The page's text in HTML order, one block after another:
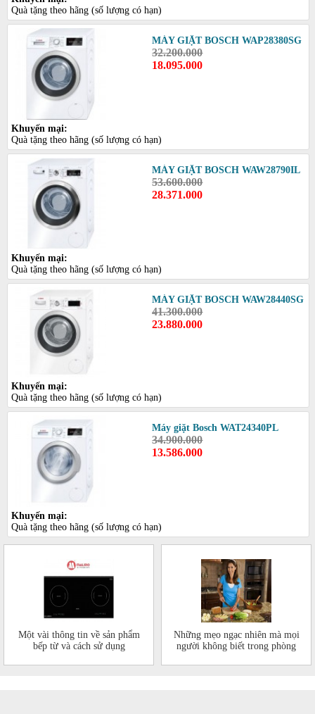
Quà tặng theo hãng (số lượng có hạn)
MÁY GIẶT BOSCH WAP28380SG
32.200.000
18.095.000
Khuyến mại:
Quà tặng theo hãng (số lượng có hạn)
MÁY GIẶT BOSCH WAW28790IL
53.600.000
28.371.000
Khuyến mại:
Quà tặng theo hãng (số lượng có hạn)
MÁY GIẶT BOSCH WAW28440SG
41.300.000
23.880.000
Khuyến mại:
Quà tặng theo hãng (số lượng có hạn)
Máy giặt Bosch WAT24340PL
34.900.000
13.586.000
Khuyến mại:
Quà tặng theo hãng (số lượng có hạn)
Một vài thông tin về sản phẩm
bếp từ và cách sử dụng
Những mẹo ngạc nhiên mà mọi
người không biết trong phòng